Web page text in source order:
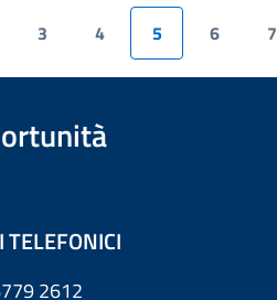
3 4 5 6 7
TELEFONICI
2612